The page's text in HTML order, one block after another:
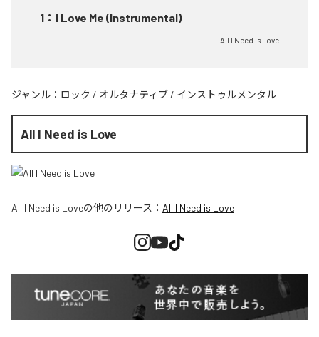
1 ： I Love Me (Instrumental)
All I Need is Love
ジャンル： ロック / オルタナティブ / インストゥルメンタル
All I Need is Love
All I Need is Loveの他のリリース： All I Need is Love